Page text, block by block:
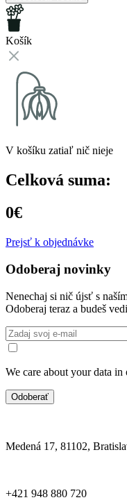
Košík
V košíku zatiaľ nič nieje
Celková suma:
0€
Prejsť k objednávke
Odoberaj novinky
Nenechaj si nič újsť s
Odoberaj teraz a budeš
We care about your data
Odoberať
Medená 17, 81102,
+421 948 880 720